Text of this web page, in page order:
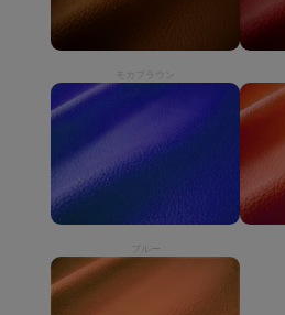
モカブラウン
ブルー